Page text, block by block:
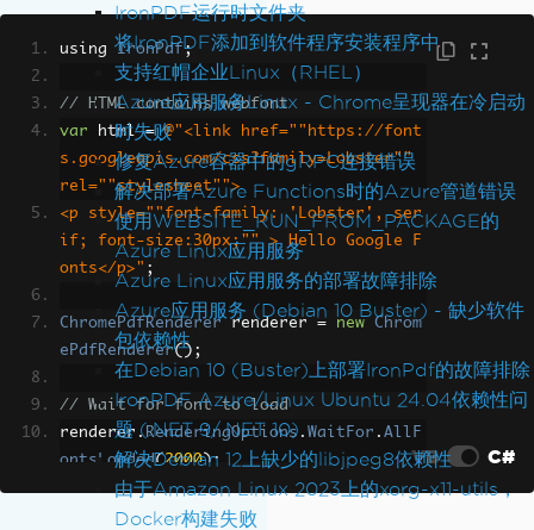
IronPDF运行时文件夹
将IronPDF添加到软件程序安装程序中
支持红帽企业Linux（RHEL）
Azure应用服务Linux - Chrome呈现器在冷启动
时失败
修复Azure容器中的gRPC连接错误
解决部署Azure Functions时的Azure管道错误
使用WEBSITE_RUN_FROM_PACKAGE的
Azure Linux应用服务
Azure Linux应用服务的部署故障排除
Azure应用服务 (Debian 10 Buster) - 缺少软件
包依赖性
在Debian 10 (Buster)上部署IronPdf的故障排除
IronPDF Azure/Linux Ubuntu 24.04依赖性问
题 (.NET 9/.NET 10)
解决Debian 12上缺少的libjpeg8依赖性
由于Amazon Linux 2023上的xorg-x11-utils，
Docker构建失败
using IronPdf;
// HTML contains webfont
var html =
@"<link href=""https://font
s.googleapis.com/css?family=Lobster""
rel=""stylesheet"">
<p style=""font-family: 'Lobster', ser
if; font-size:30px;"" > Hello Google F
onts</p>" ;
ChromePdfRenderer renderer = new
Chrom
ePdfRenderer();
// Wait for font to load
renderer .RenderingOptions . WaitFor . AllF
ontsLoaded(2000);
// Render HTML to PDF
VB C#